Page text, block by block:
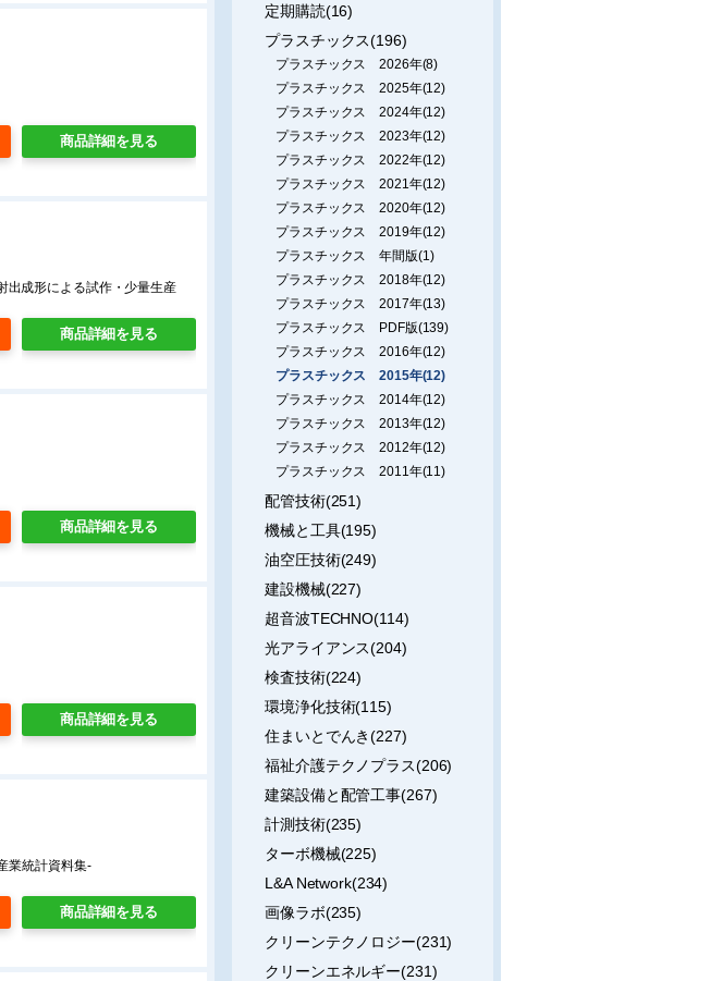
商品詳細を見る
成形による試作・少量生産
商品詳細を見る
商品詳細を見る
商品詳細を見る
業統計資料集-
商品詳細を見る
定期購読(16)
プラスチックス(196)
プラスチックス 2026年(8)
プラスチックス 2025年(12)
プラスチックス 2024年(12)
プラスチックス 2023年(12)
プラスチックス 2022年(12)
プラスチックス 2021年(12)
プラスチックス 2020年(12)
プラスチックス 2019年(12)
プラスチックス 年間版(1)
プラスチックス 2018年(12)
プラスチックス 2017年(13)
プラスチックス PDF版(139)
プラスチックス 2016年(12)
プラスチックス 2015年(12)
プラスチックス 2014年(12)
プラスチックス 2013年(12)
プラスチックス 2012年(12)
プラスチックス 2011年(11)
配管技術(251)
機械と工具(195)
油空圧技術(249)
建設機械(227)
超音波TECHNO(114)
光アライアンス(204)
検査技術(224)
環境浄化技術(115)
住まいとでんき(227)
福祉介護テクノプラス(206)
建築設備と配管工事(267)
計測技術(235)
ターボ機械(225)
L&A Network(234)
画像ラボ(235)
クリーンテクノロジー(231)
クリーンエネルギー(231)